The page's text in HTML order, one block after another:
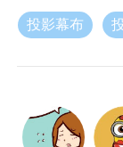
投影幕布